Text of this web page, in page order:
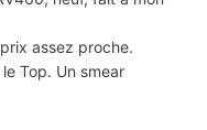
assez proche.
Top. Un smear